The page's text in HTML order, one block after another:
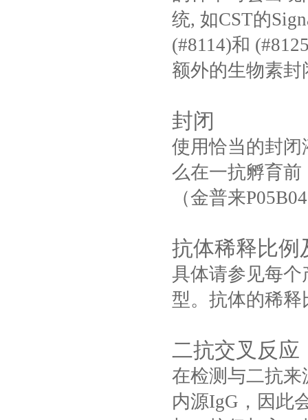
统, 如CST的
(#8114)和
额外的生物素封
封闭
使用恰当的封
么在一抗孵育前
（金普来
抗体稀释比例
具体请参见每
型。抗体的稀
二抗交叉反应
在检测与二抗
内源IgG，因此